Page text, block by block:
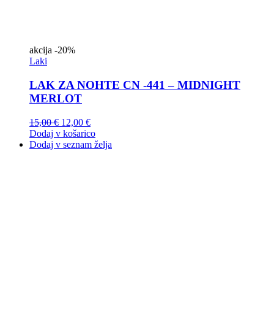
akcija -20%
Laki
LAK ZA NOHTE CN -441 – MIDNIGHT
MERLOT
15,00€ 12,00 €
Dodaj v košarico
Dodaj v seznam želja